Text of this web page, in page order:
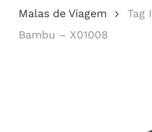
Malas de Viagem
Tag
Bambu – X01008